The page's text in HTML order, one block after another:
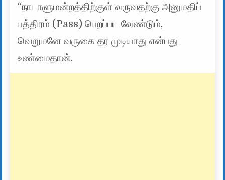
“நாடாளுமன்றத்திற்குள் வருவதற்கு அனுமதிப்
பத்திரம் (Pass) பெறப்பட வேண்டும்,
வெறுமனே வருகை தர முடியாது என்பது
உண்மைதான்.